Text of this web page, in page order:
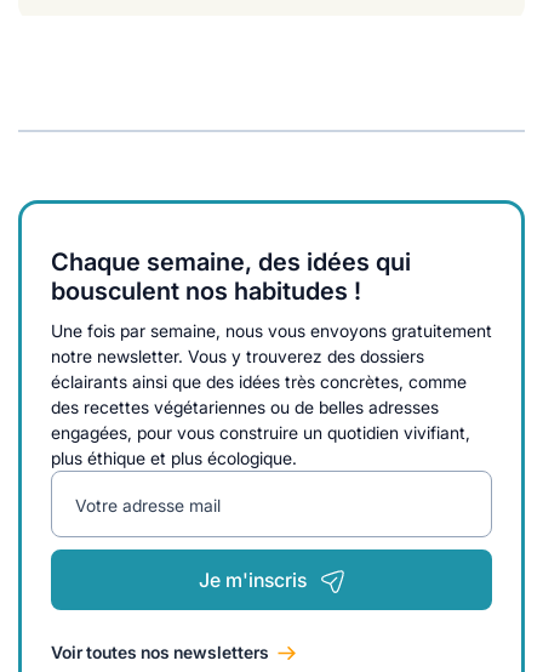
Chaque semaine, des idées qui
bousculent nos habitudes !
Une fois par semaine, nous vous envoyons gratuitement
notre newsletter. Vous y trouverez des dossiers
éclairants ainsi que des idées très concrètes, comme
des recettes végétariennes ou de belles adresses
engagées, pour vous construire un quotidien vivifiant,
plus éthique et plus écologique.
Votre adresse mail
Je m'inscris
Voir toutes nos newsletters